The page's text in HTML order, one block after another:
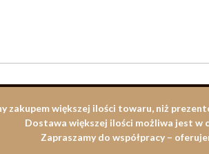
zakupem większej ilości towaru, niż
Dostawa większej ilości możliwa jest w
Zapraszamy do współpracy –